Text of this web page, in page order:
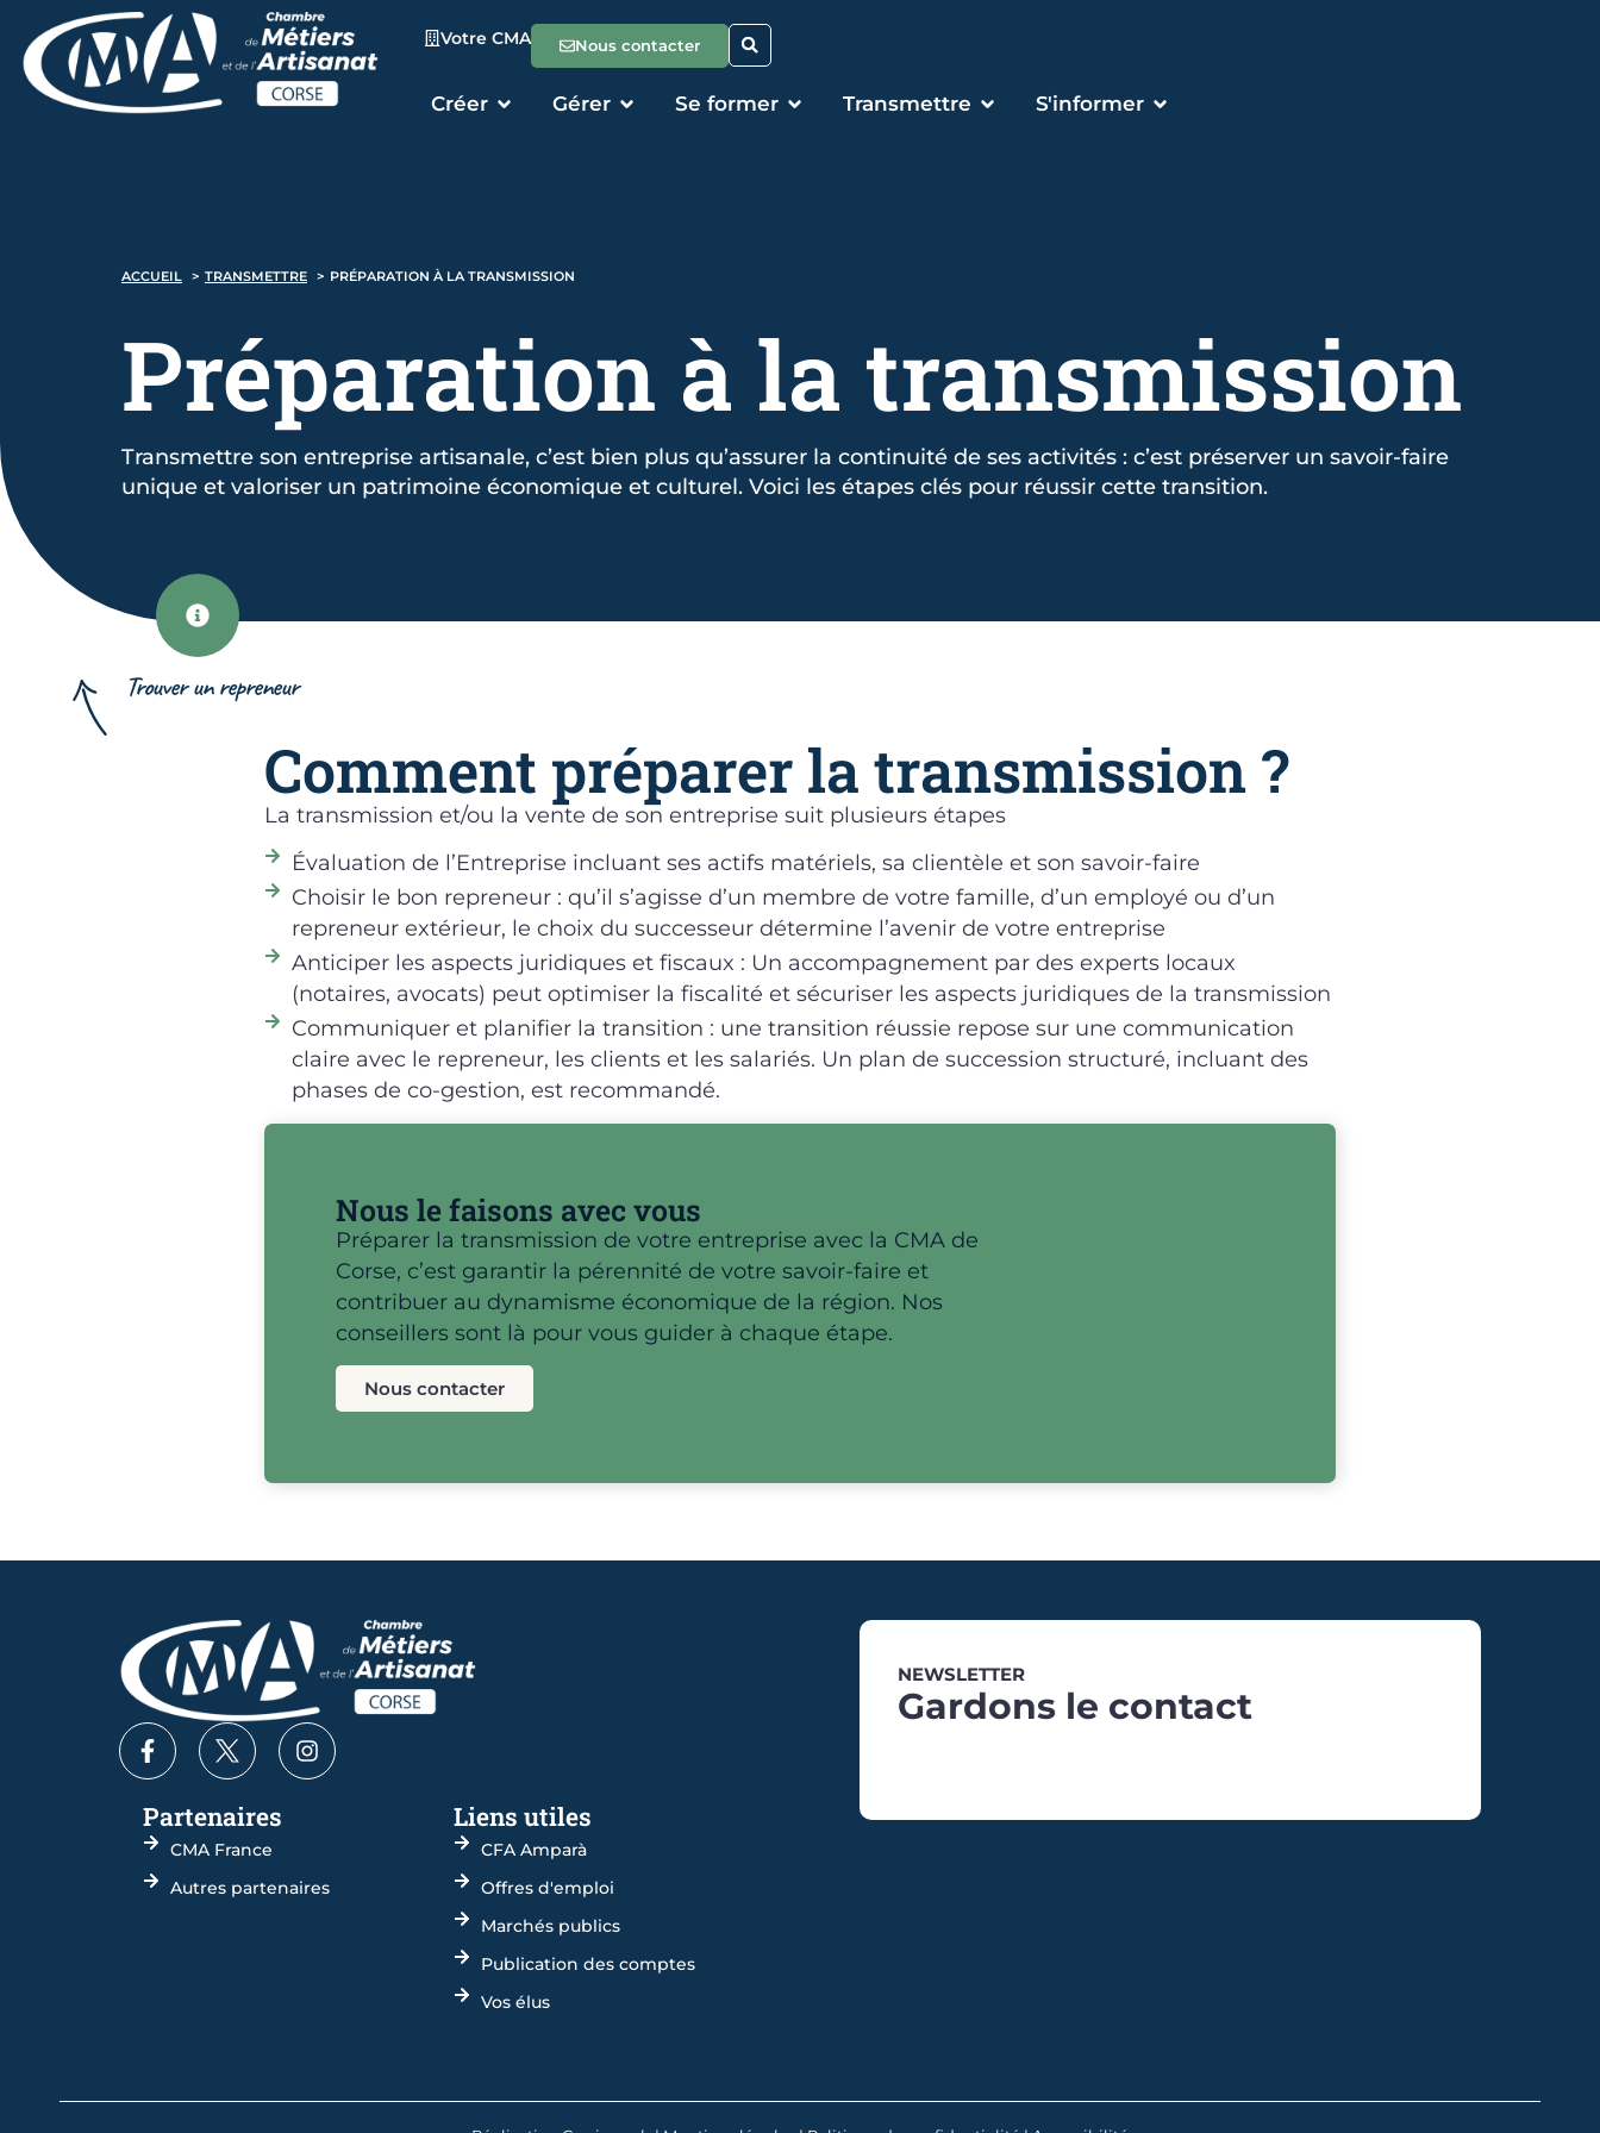
Votre CMA Nous contacter
Créer Gérer Se former Transmettre S'informer
ACCUEIL TRANSMETTRE PRÉPARATION À LA TRANSMISSION
Préparation à la transmission
Transmettre son entreprise artisanale, c’est bien plus qu’assurer la continuité de ses activités : c’est préserver un savoir-faire
unique et valoriser un patrimoine économique et culturel. Voici les étapes clés pour réussir cette transition.
Trouver un repreneur
Comment préparer la transmission ?
La transmission et/ou la vente de son entreprise suit plusieurs étapes
Évaluation de l’Entreprise incluant ses actifs matériels, sa clientèle et son savoir-faire
Choisir le bon repreneur : qu’il s’agisse d’un membre de votre famille, d’un employé ou d’un
repreneur extérieur, le choix du successeur détermine l’avenir de votre entreprise
Anticiper les aspects juridiques et fiscaux : Un accompagnement par des experts locaux
(notaires, avocats) peut optimiser la fiscalité et sécuriser les aspects juridiques de la transmission
Communiquer et planifier la transition : une transition réussie repose sur une communication
claire avec le repreneur, les clients et les salariés. Un plan de succession structuré, incluant des
phases de co-gestion, est recommandé.
Nous le faisons avec vous
Préparer la transmission de votre entreprise avec la CMA de
Corse, c’est garantir la pérennité de votre savoir-faire et
contribuer au dynamisme économique de la région. Nos
conseillers sont là pour vous guider à chaque étape.
Nous contacter
Partenaires
CMA France
Autres partenaires
Liens utiles
CFA Amparà
Offres d'emploi
Marchés publics
Publication des comptes
Vos élus
NEWSLETTER
Gardons le contact